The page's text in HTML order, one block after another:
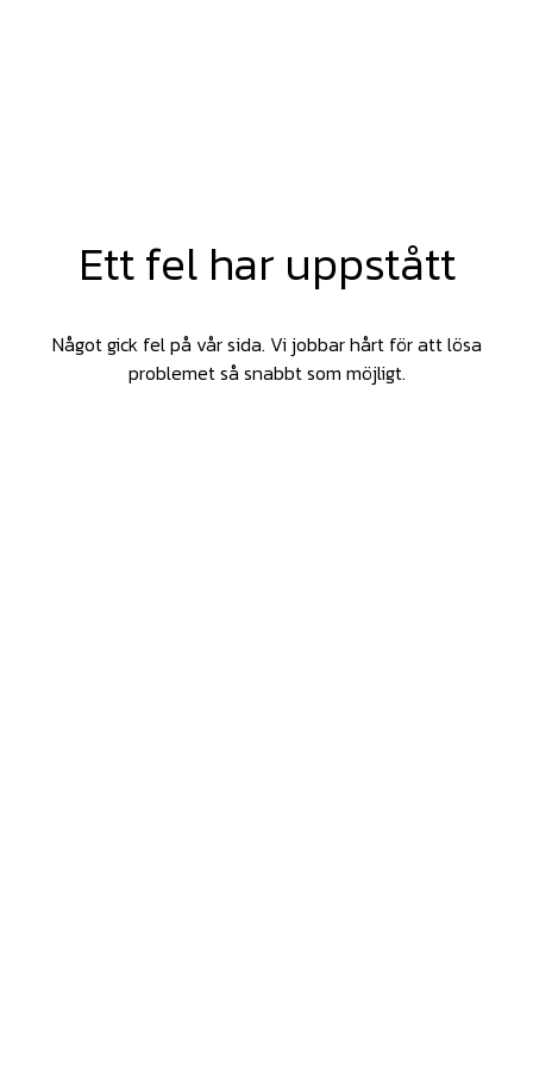
Ett fel har uppstått
Något gick fel på vår sida. Vi jobbar hårt för att lösa
problemet så snabbt som möjligt.